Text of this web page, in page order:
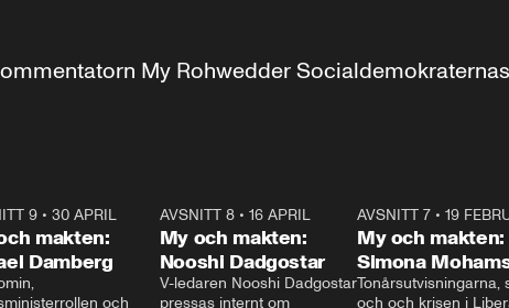
My Rohwedder
9• 30 APRIL
makten:
Damberg
och
AVSNITT 8• 16 APRIL
My och makten:
Nooshi Dadgostar
V-ledaren Nooshi Dadgostar
pressas internt om
AVSNITT 7• 19
My och makten:
Simona
Tonårsutvisningarna,
och och krisen i